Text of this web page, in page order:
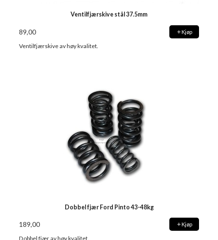
Ventilfjærskive stål 37.5mm
89,00 Kjøp
Ventilfjærskive av høy kvalitet.
Dobbel fjær Ford Pinto 43-48kg
189,00 Kjøp
Dobbel fjær av høy kvalitet.